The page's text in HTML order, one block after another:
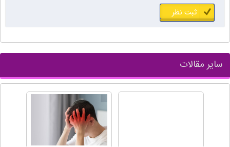
سایر مقالات